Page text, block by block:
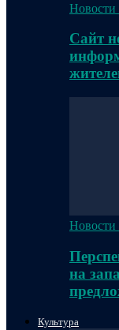
Новости
Сайт
Новости
на
Культура